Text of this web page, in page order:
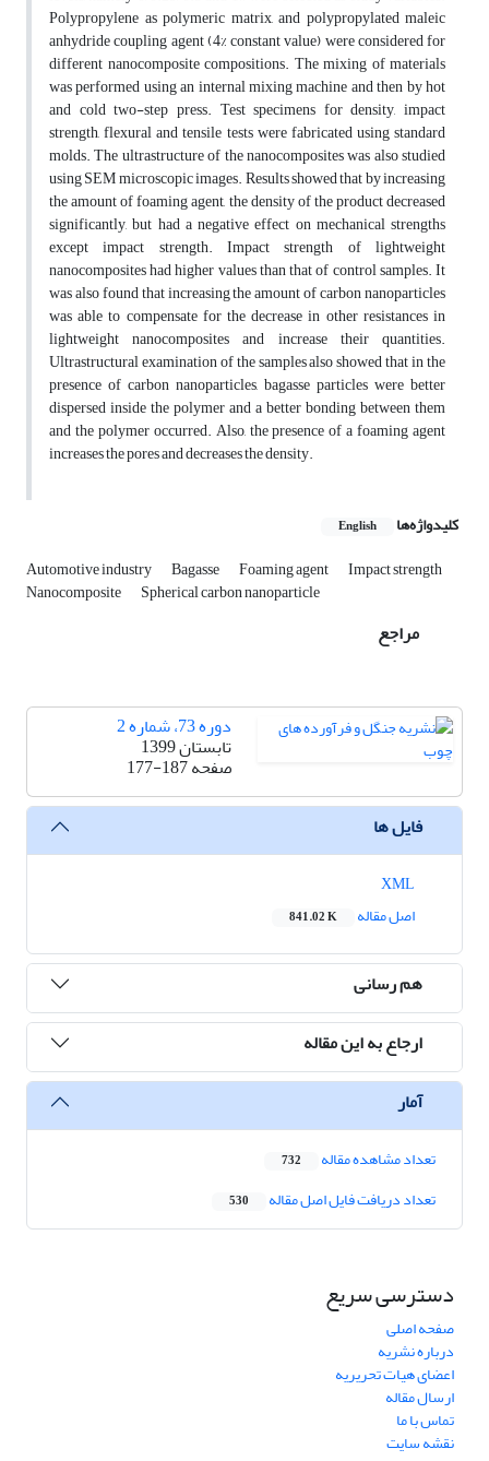
Polypropylene as polymeric matrix, and polypropylated maleic
anhydride coupling agent (4% constant value) were considered for
different nanocomposite compositions. The mixing of materials
was performed using an internal mixing machine and then by hot
and cold two-step press. Test specimens for density, impact
strength, flexural and tensile tests were fabricated using standard
molds. The ultrastructure of the nanocomposites was also studied
using SEM microscopic images. Results showed that by increasing
the amount of foaming agent, the density of the product decreased
significantly, but had a negative effect on mechanical strengths
except impact strength. Impact strength of lightweight
nanocomposites had higher values than that of control samples. It
was also found that increasing the amount of carbon nanoparticles
was able to compensate for the decrease in other resistances in
lightweight nanocomposites and increase their quantities.
Ultrastructural examination of the samples also showed that in the
presence of carbon nanoparticles, bagasse particles were better
dispersed inside the polymer and a better bonding between them
and the polymer occurred. Also, the presence of a foaming agent
increases the pores and decreases the density.
کلیدواژه‌ها English
Automotive industry Bagasse Foaming agent Impact strength
Nanocomposite Spherical carbon nanoparticle
مراجع
دوره 73، شماره 2
تابستان 1399
صفحه177-187
فایل ها
اصل مقاله
841.02 K
هم رسانی
ارجاع به این مقاله
آمار
تعداد مشاهده مقاله 732
تعداد دریافت فایل اصل مقاله 530
دسترسی سریع
صفحه اصلی
درباره نشریه
اعضای هیات تحریریه
ارسال مقاله
تماس با ما
نقشه سایت